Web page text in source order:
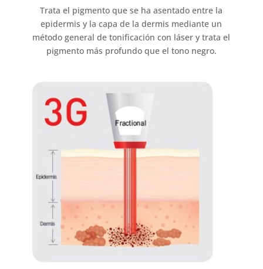
Trata el pigmento que se ha asentado entre la
epidermis y la capa de la dermis mediante un
método general de tonificación con láser y trata el
pigmento más profundo que el tono negro.